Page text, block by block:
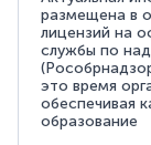
размещена в
лицензий на
службы по
это время
обеспечивая
образование